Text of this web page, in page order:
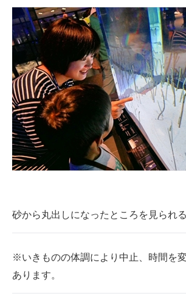
砂から丸出しになったところを見られ
※いきものの体調により中止、時間を
あります。